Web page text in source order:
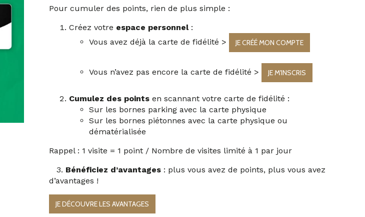
Pour cumuler des points, rien de plus simple :
Créez votre espace personnel:
Vous avez déjà la carte de fidélité >
JE CRÉÉ MON COMPTE
Vous n’avez pas encore la carte de fidélité > JE M'INSCRIS
Cumulez des points en scannant votre carte de fidélité :
Sur les bornes parking avec la carte physique
Sur les bornes piétonnes avec la carte physique ou
dématérialisée
Rappel : 1 visite = 1 point / Nombre de visites limité à 1 par jour
3. Bénéficiez d’avantages : plus vous avez de points, plus vous avez
d’avantages !
JE DÉCOUVRE LES AVANTAGES